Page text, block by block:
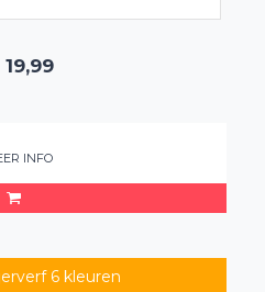
19,99
INFO
6 kleuren